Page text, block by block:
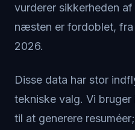
vurderer sikkerheden
næsten er fordoblet,
2026.
Disse data har stor
tekniske valg. Vi
til at generere